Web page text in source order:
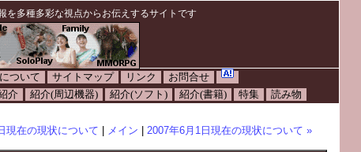
を多種多彩な視点からお伝えするサイトです
ついて サイトマップ リンク
お問合せ
介 紹介(周辺機器) 紹介(ソフト) 紹介(書籍) 特集 読み物
現在の現状について メイン 2007年6月1日現在の現状について »